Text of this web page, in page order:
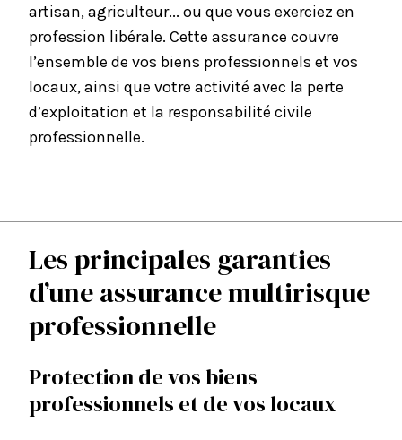
artisan, agriculteur... ou que vous exerciez en
profession libérale. Cette assurance couvre
l’ensemble de vos biens professionnels et vos
locaux, ainsi que votre activité avec la perte
d’exploitation et la responsabilité civile
professionnelle.
Les principales garanties
d’une assurance multirisque
professionnelle
Protection de vos biens
professionnels et de vos locaux